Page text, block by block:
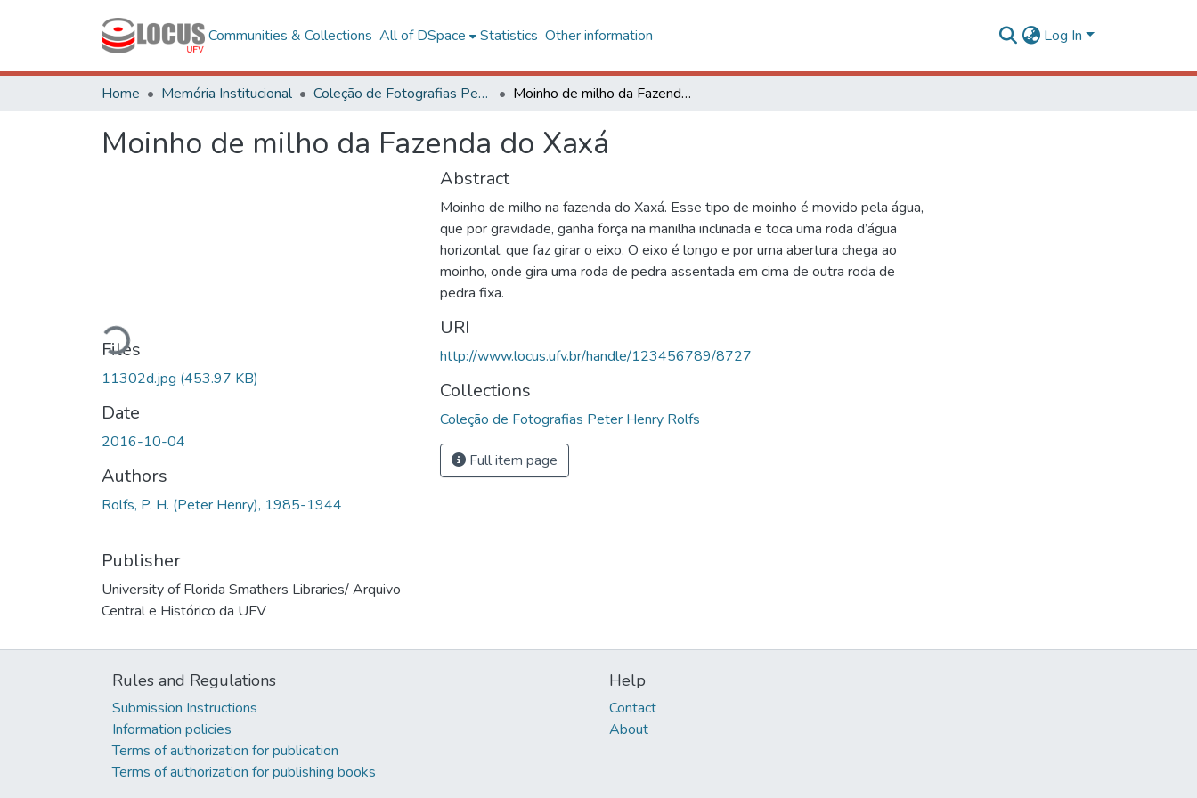
Communities & Collections All of DSpace Statistics Other information Log In
Home Memória Institucional Coleção de Fotografias Peter Henry Rolfs Moinho de milho da Fazenda do Xaxá
Moinho de milho da Fazenda do Xaxá
Loading...
Files
11302d.jpg (453.97 KB)
Date
2016-10-04
Authors
Rolfs, P. H. (Peter Henry), 1985-1944
Publisher
University of Florida Smathers Libraries/ Arquivo
Central e Histórico da UFV
Abstract
Moinho de milho na fazenda do Xaxá. Esse tipo de moinho é movido pela água,
que por gravidade, ganha força na manilha inclinada e toca uma roda d’água
horizontal, que faz girar o eixo. O eixo é longo e por uma abertura chega ao
moinho, onde gira uma roda de pedra assentada em cima de outra roda de
pedra fixa.
URI
http://www.locus.ufv.br/handle/123456789/8727
Collections
Coleção de Fotografias Peter Henry Rolfs
Full item page
Rules and Regulations
Submission Instructions
Information policies
Terms of authorization for publication
Terms of authorization for publishing books
Help
Contact
About